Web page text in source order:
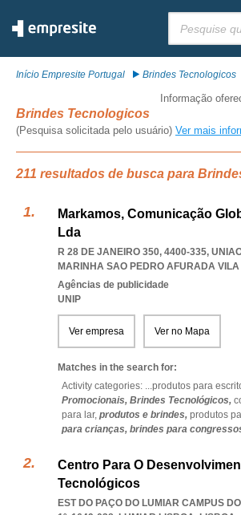
Início Empresite Portugal Brindes Tecnologicos
Informação
Brindes Tecnologicos
(Pesquisa solicitada pelo usuário) Ver mais
211 resultados de busca para
Markamos, Comunicação
Lda
R 28 DE JANEIRO 350, 4400-335,
MARINHA SAO PEDRO AFURADA
Agências de publicidade
UNIP
Ver empresa Ver no Mapa
Matches in the search for:
Activity categories: ...produtos para
Promocionais, Brindes Tecnológicos,
para lar, produtos e brindes, produtos
para crianças, brindes para
Centro Para O
Tecnológicos
EST DO PAÇO DO LUMIAR CAMPUS